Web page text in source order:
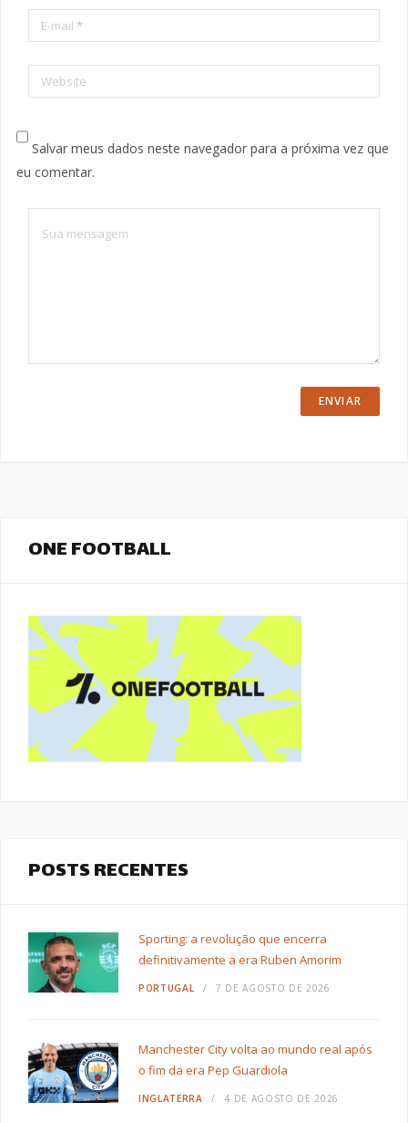
E-mail *
Website
Salvar meus dados neste navegador para a próxima vez que
eu comentar.
ONE FOOTBALL
POSTS RECENTES
Sporting: a revolução que encerra
definitivamente a era Ruben Amorim
PORTUGAL 7 DE AGOSTO DE 2026
Manchester City volta ao mundo real após
o fim da era Pep Guardiola
INGLATERRA 4 DE AGOSTO DE 2026